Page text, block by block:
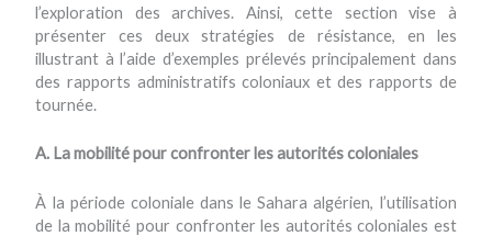
l’exploration des archives. Ainsi, cette section vise à
présenter ces deux stratégies de résistance, en les
illustrant à l’aide d’exemples prélevés principalement dans
des rapports administratifs coloniaux et des rapports de
tournée.
A. La mobilité pour confronter les autorités coloniales
À la période coloniale dans le Sahara algérien, l’utilisation
de la mobilité pour confronter les autorités coloniales est